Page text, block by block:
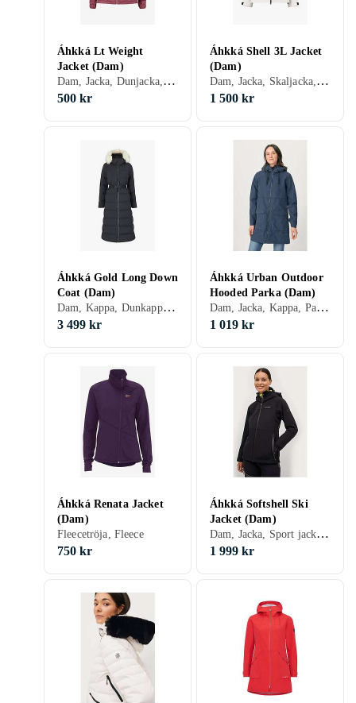
Áhkká Lt Weight
Jacket (Dam)
Dam, Jacka, Dunjacka, Vinter, Nylon/Polyamid, Polyester
500 kr
Áhkká Shell 3L Jacket
(Dam)
Dam, Jacka, Skaljacka, Regnjacka, Vindjacka, Sommar, Vår/höst, Nylon/Polyamid, Polyester, Elastan/Spandex/Lycra
1 500 kr
Áhkká Gold Long Down
Coat (Dam)
Dam, Kappa, Dunkappa, Vinter, Nylon/Polyamid, Polyester, Fuskpäls
3 499 kr
Áhkká Urban Outdoor
Hooded Parka (Dam)
Dam, Jacka, Kappa, Parka, Vinter, Bomull, Nylon/Polyamid, Polyester, Fleece
1 019 kr
Áhkká Renata Jacket
(Dam)
Fleecetröja, Fleece
750 kr
Áhkká Softshell Ski
Jacket (Dam)
Dam, Jacka, Sport jacka, Skaljacka, Softshell jacka, Vinter, Sommar, Vår/höst
1 999 kr